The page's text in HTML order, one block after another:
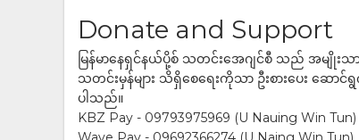
Donate and Support
မြန်မာနေရှင်နယ်ပို့စ် သတင်းအေဂျင်စီ သည် အမျိုးသ
သတင်းမှန်များ သိရှိစေရေးကိုသာ ဦးစားပေး ဆေ
ပါသည်။
KBZ Pay - 09793975969 (U Nauing Win Tun)